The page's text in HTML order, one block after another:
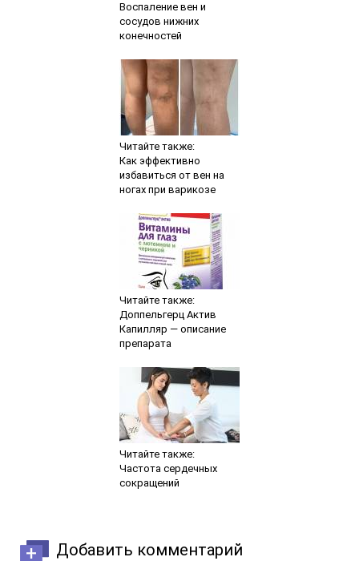
Воспаление вен и
сосудов нижних
конечностей
Читайте также:
Как эффективно
избавиться от вен на
ногах при варикозе
Читайте также:
Доппельгерц Актив
Капилляр — описание
препарата
Читайте также:
Частота сердечных
сокращений
Добавить комментарий